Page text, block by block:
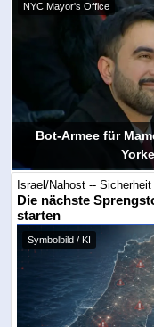
NYC Mayor's Office
Bot-Armee für
Israel/Nahost -- Sicherheit
Die nächste
starten
Symbolbild / KI